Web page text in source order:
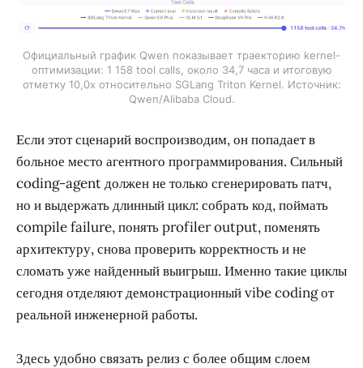
Официальный график Qwen показывает траекторию kernel-
оптимизации: 1 158 tool calls, около 34,7 часа и итоговую
отметку 10,0x относительно SGLang Triton Kernel. Источник:
Qwen/Alibaba Cloud.
Если этот сценарий воспроизводим, он попадает в
больное место агентного программирования. Сильный
coding-agent должен не только сгенерировать патч,
но и выдержать длинный цикл: собрать код, поймать
compile failure, понять profiler output, поменять
архитектуру, снова проверить корректность и не
сломать уже найденный выигрыш. Именно такие циклы
сегодня отделяют демонстрационный vibe coding от
реальной инженерной работы.
Здесь удобно связать релиз с более общим слоем